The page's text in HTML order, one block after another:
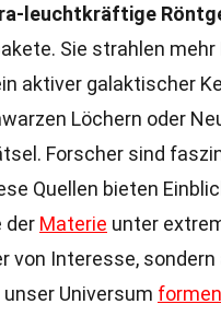
leuchtkräftige
Sie strahlen
aktiver galaktischer
Löchern oder
Forscher sind
Quellen bieten
der Materie unter
von Interesse,
Universum formen